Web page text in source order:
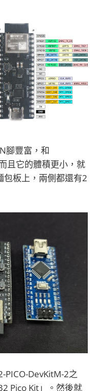
腳豐富，和
且它的體積更小，就
板上，兩側都還有2
PICO-DevKitM-2之
Pico Kit」。然後就